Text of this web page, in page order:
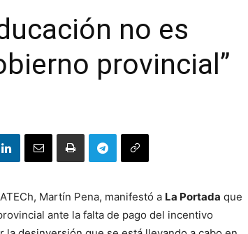
no es
provincial”
Martín Pena, manifestó a La Portada que
ante la falta de pago del incentivo